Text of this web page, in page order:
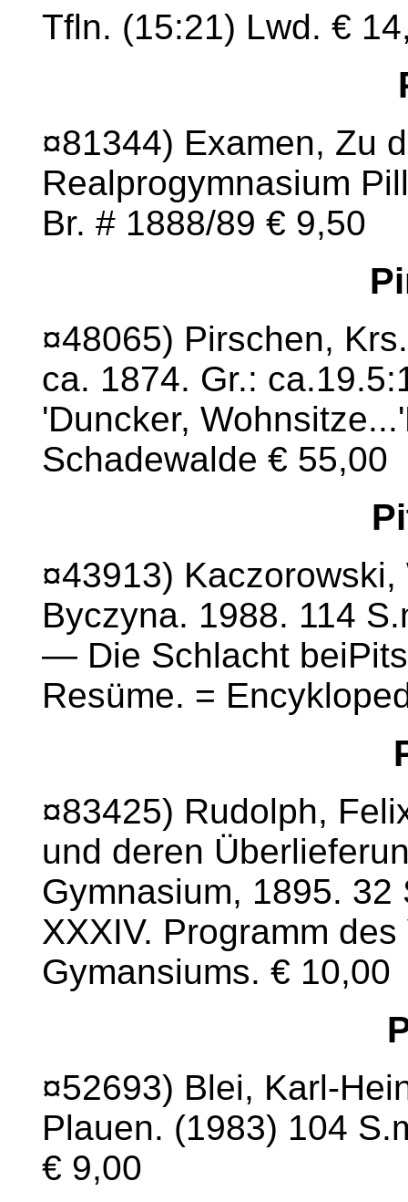
Tfln. (15:21) Lwd. €
¤81344) Examen, Zu
Realprogymnasium
Br. # 1888/89 € 9,50
¤48065) Pirschen,
ca. 1874. Gr.:
'Duncker,
Schadewalde € 55,00
¤43913)
Byczyna. 1988. 114
— Die Schlacht
Resüme. =
¤83425) Rudolph,
und deren
Gymnasium, 1895.
XXXIV. Programm
Gymansiums. € 10,00
¤52693) Blei, Karl-
Plauen. (1983) 104
€ 9,00